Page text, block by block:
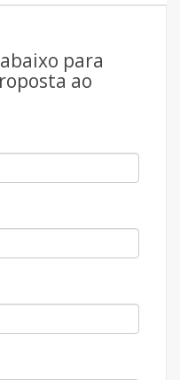
para
ao